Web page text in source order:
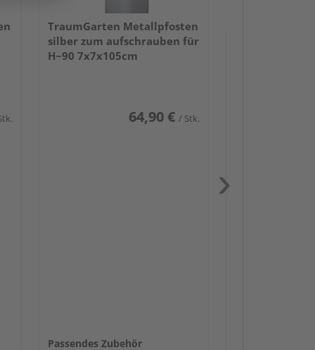
TraumGarten Metallpfosten
silber zum aufschrauben für
H~90 7x7x105cm
64,90 € / Stk.
Passendes Zubehör